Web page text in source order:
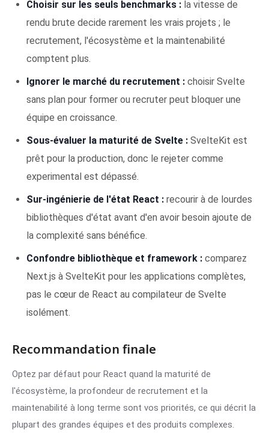
Choisir sur les seuls benchmarks : la vitesse de
rendu brute decide rarement les vrais projets ; le
recrutement, l'écosystème et la maintenabilité
comptent plus.
Ignorer le marché du recrutement : choisir Svelte
sans plan pour former ou recruter peut bloquer une
équipe en croissance.
Sous-évaluer la maturité de Svelte : SvelteKit est
prêt pour la production, donc le rejeter comme
experimental est dépassé.
Sur-ingénierie de l'état React : recourir à de lourdes
bibliothèques d'état avant d'en avoir besoin ajoute de
la complexité sans bénéfice.
Confondre bibliothèque et framework : comparez
Next.js à SvelteKit pour les applications complètes,
pas le cœur de React au compilateur de Svelte
isolément.
Recommandation finale
Optez par défaut pour React quand la maturité de
l'écosystème, la profondeur de recrutement et la
maintenabilité à long terme sont vos priorités, ce qui décrit la
plupart des grandes équipes et des produits complexes.